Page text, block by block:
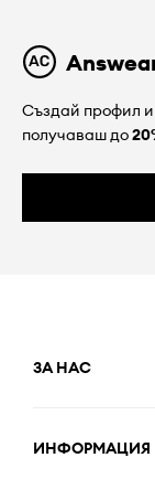
Създай профил и
получаваш до
ЗА НАС
ИНФОРМАЦИЯ